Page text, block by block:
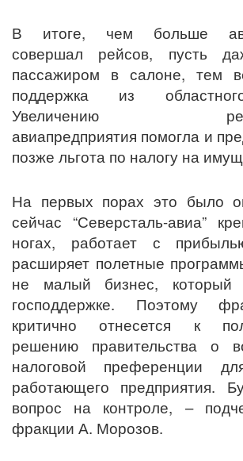
В итоге, чем больше
совершал рейсов, пусть
пассажиром в салоне, тем
поддержка из
Увеличению
авиапредприятия помогла и
позже льгота по налогу на
На первых порах это было
сейчас “Северсталь-авиа”
ногах, работает с
расширяет полетные
не малый бизнес, который
господдержке. Поэтому
критично отнесется к
решению правительства о
налоговой преференции
работающего предприятия.
вопрос на контроле, –
фракции А. Морозов.